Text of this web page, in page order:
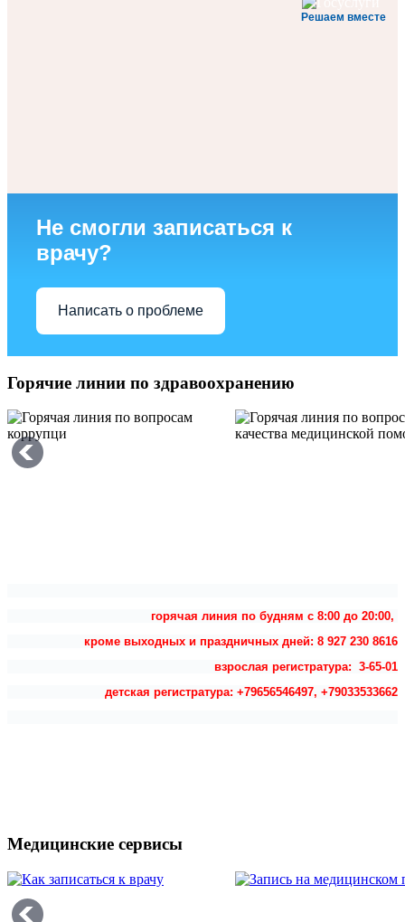
Решаем вместе
Не смогли записаться к
врачу?
Написать о проблеме
Горячие линии по здравоохранению
горячая линия по будням с 8:00 до 20:00,
кроме выходных и праздничных дней: 8 927 230 8616
взрослая регистратура: 3-65-01
детская регистратура: +79656546497, +79033533662
Медицинские сервисы